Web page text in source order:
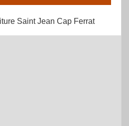
Saint Jean Cap Ferrat